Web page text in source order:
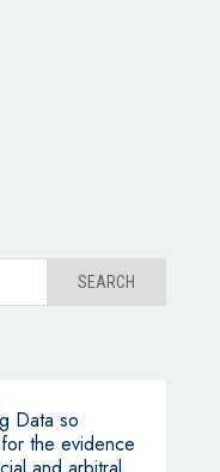
Data so
the evidence